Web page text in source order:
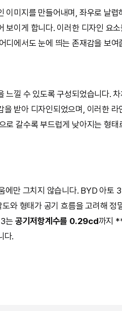
이미지를 만들어내며, 좌우로 날렵
보이게 합니다. 이러한 디자인 요
디에서도 눈에 띄는 존재감을 보여
느낄 수 있도록 구성되었습니다.
받아 디자인되었으며, 이러한 라
로 갈수록 부드럽게 낮아지는 형
에만 그치지 않습니다. BYD 아토
와 형태가 공기 흐름을 고려해 정
는 공기저항계수를 0.29cd까지
다.